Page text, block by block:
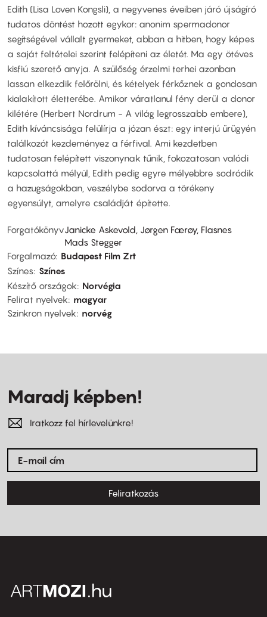
Edith (Lisa Loven Kongsli), a negyvenes éveiben járó újságíró
tudatos döntést hozott egykor: anonim spermadonor
segítségével vállalt gyermeket, abban a hitben, hogy képes
a saját feltételei szerint felépíteni az életét. Ma egy ötéves
kisfiú szerető anyja. A szülőség érzelmi terhei azonban
lassan elkezdik felőrölni, és kételyek férkőznek a gondosan
kialakított életterébe. Amikor váratlanul fény derül a donor
kilétére (Herbert Nordrum - A világ legrosszabb embere),
Edith kíváncsisága felülírja a józan észt: egy interjú ürügyén
találkozót kezdeményez a férfival. Ami kezdetben
tudatosan felépített viszonynak tűnik, fokozatosan valódi
kapcsolattá mélyül, Edith pedig egyre mélyebbre sodródik
a hazugságokban, veszélybe sodorva a törékeny
egyensúlyt, amelyre családját építette.
ForgatókönyvJanicke Askevold, Jørgen Færøy, Flasnes
Mads Stegger
Forgalmazó Budapest Film Zrt
Színes Színes
Készítő országok
Norvégia
Felirat nyelvek
magyar
Szinkron nyelvek
norvég
Maradj képben!
Iratkozz fel hírlevelünkre!
Feliratkozás